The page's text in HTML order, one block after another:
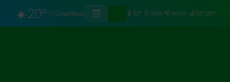
☀️20° Columbus 23° 96% 4km/h 32°/20°